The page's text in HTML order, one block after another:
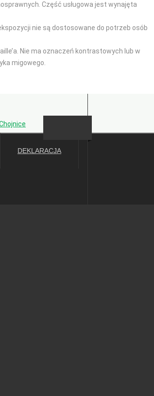
Część usługowa jest wynajęta
nie są dostosowane do potrzeb osób
Nie ma oznaczeń kontrastowych lub w
migowego.
DEKLARACJA